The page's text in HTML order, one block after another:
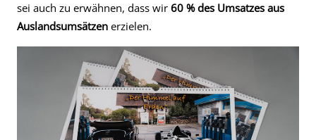
sei auch zu erwähnen, dass wir 60 % des Umsatzes aus
Auslandsumsätzen erzielen.